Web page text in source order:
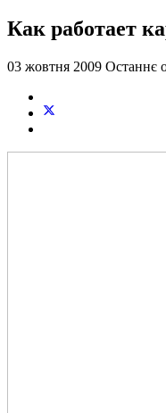
Как работает
03 жовтня 2009 Останнє